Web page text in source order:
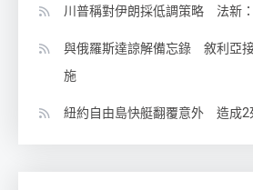
川普稱對伊朗採低調策略 法新
與俄羅斯達諒解備忘錄 敘利亞
施
紐約自由島快艇翻覆意外 造成2